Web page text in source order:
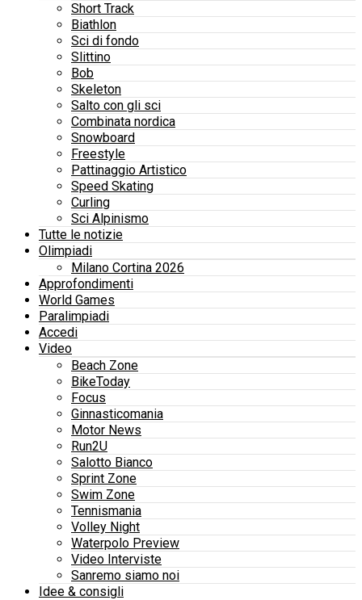
Short Track
Biathlon
Sci di fondo
Slittino
Bob
Skeleton
Salto con gli sci
Combinata nordica
Snowboard
Freestyle
Pattinaggio Artistico
Speed Skating
Curling
Sci Alpinismo
Tutte le notizie
Olimpiadi
Milano Cortina 2026
Approfondimenti
World Games
Paralimpiadi
Accedi
Video
Beach Zone
BikeToday
Focus
Ginnasticomania
Motor News
Run2U
Salotto Bianco
Sprint Zone
Swim Zone
Tennismania
Volley Night
Waterpolo Preview
Video Interviste
Sanremo siamo noi
Idee & consigli